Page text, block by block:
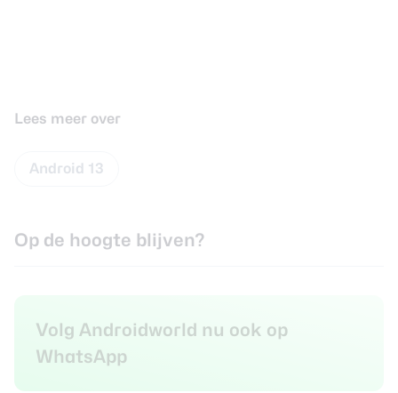
Lees meer over
Android 13
Op de hoogte blijven?
Volg Androidworld nu ook op
WhatsApp